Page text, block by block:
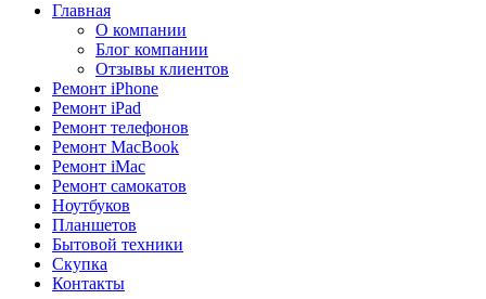
Главная
О компании
Блог компании
Отзывы клиентов
Ремонт iPhone
Ремонт iPad
Ремонт телефонов
Ремонт MacBook
Ремонт iMac
Ремонт самокатов
Ноутбуков
Планшетов
Бытовой техники
Скупка
Контакты